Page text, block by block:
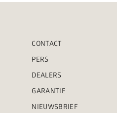
CONTACT
PERS
DEALERS
GARANTIE
NIEUWSBRIEF